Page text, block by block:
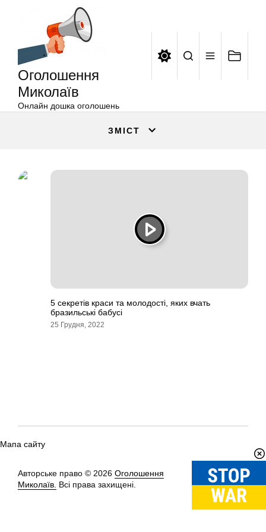
Оголошення
Миколаїв
Онлайн дошка оголошень
ЗМІСТ
5 секретів краси та молодості, яких вчать
бразильські бабусі
25 Грудня, 2022
Мапа сайту
Авторське право © 2026 Оголошення
Миколаїв. Всі права захищені.
Вгору↑